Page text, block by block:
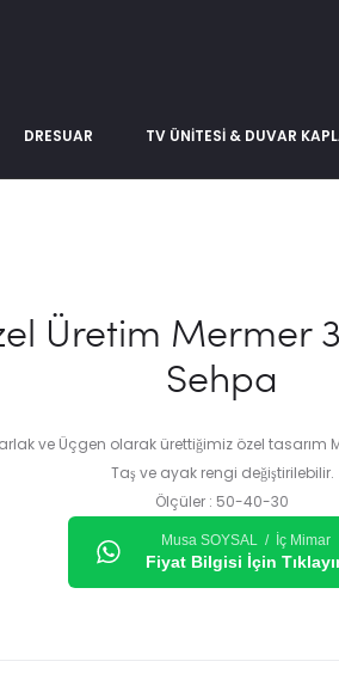
DRESUAR TV ÜNITESI & DUVAR
Üretim Mermer
Sehpa
ve Üçgen olarak ürettiğimiz özel tasarım
Taş ve ayak rengi değiştirilebilir.
Ölçüler : 50-40-30
Musa SOYSAL / İç Mimar
Fiyat Bilgisi İçin